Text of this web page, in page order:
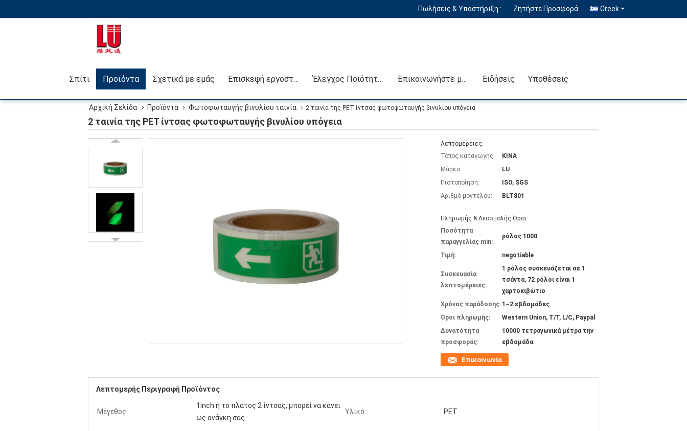
Πωλήσεις & Υποστήριξη : Ζητήστε Προσφορά Greek
Σπίτι Προϊόντα Σχετικά με εμάς Επισκεψή εργοστασίου Έλεγχος Ποιότητας Επικοινωνήστε μαζί μας Ειδήσεις Υποθέσεις
Αρχική Σελίδα Προϊόντα Φωτοφωταυγής βινυλίου ταινία 2 ταινία της PET ίντσας φωτοφωταυγής βινυλίου υπόγεια
2 ταινία της PET ίντσας φωτοφωταυγής βινυλίου υπόγεια
Λεπτομέρειες:
Τόπος καταγωγής:
ΚΙΝΑ
Μάρκα:
LU
Πιστοποίηση:
ISO, SGS
Αριθμό μοντέλου:
BLT801
Πληρωμής & Αποστολής Όροι:
Ποσότητα
παραγγελίας min:
ρόλος 1000
Τιμή: negotiable
Συσκευασία
λεπτομέρειες:
1 ρόλος συσκευάζεται σε 1
τσάντα, 72 ρόλοι είναι 1
χαρτοκιβώτιο
Χρόνος παράδοσης: 1~2 εβδομάδες
Όροι πληρωμής:
Western Union, T/T, L/C, Paypal
Δυνατότητα
προσφοράς:
10000 τετραγωνικά μέτρα την
εβδομάδα
Επικοινωνία
Λεπτομερής Περιγραφή Προϊόντος
Μέγεθος:
1inch ή το πλάτος 2 ίντσας, μπορεί να κάνει
ως ανάγκη σας
Υλικό: PET